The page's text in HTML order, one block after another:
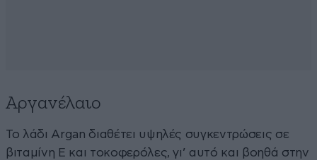
Αργανέλαιο
Το λάδι Argan διαθέτει υψηλές συγκεντρώσεις σε
βιταμίνη Ε και τοκοφερόλες, γι’ αυτό και βοηθά στην